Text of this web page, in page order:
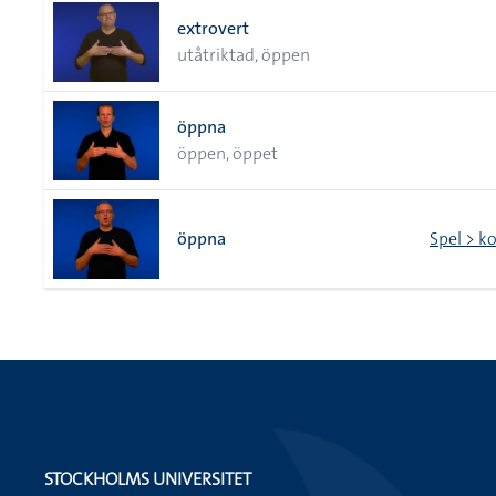
extrovert
utåtriktad, öppen
öppna
öppen, öppet
öppna Spel >
STOCKHOLMS UNIVERSITET